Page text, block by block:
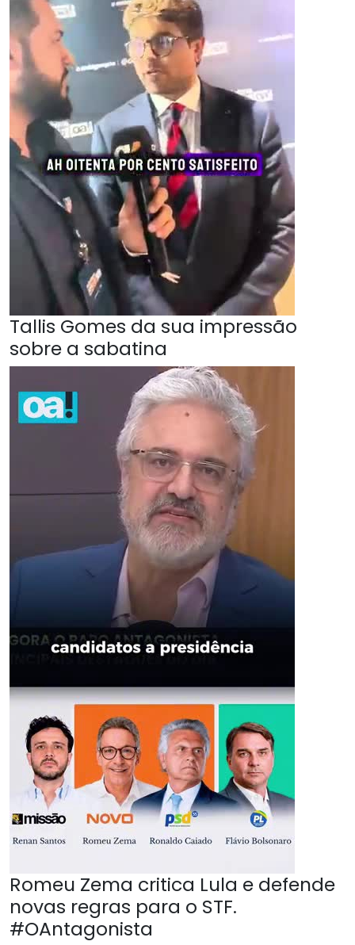
Tallis Gomes da sua impressão
sobre a sabatina
Romeu Zema critica Lula e defende
novas regras para o STF.
#OAntagonista